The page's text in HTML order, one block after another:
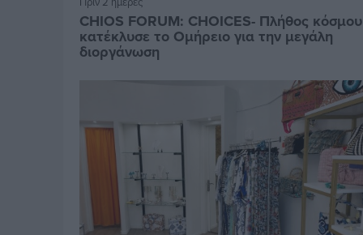
CHIOS FORUM: CHOICES- Πλήθος κόσμου
κατέκλυσε το Ομήρειο για την μεγάλη
διοργάνωση